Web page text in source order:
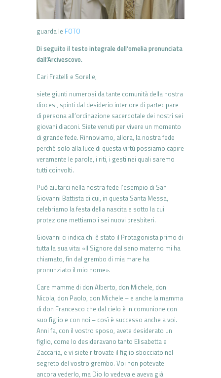
guarda le FOTO
Di seguito il testo integrale dell’omelia pronunciata
dall’Arcivescovo.
Cari Fratelli e Sorelle,
siete giunti numerosi da tante comunità della nostra
diocesi, spinti dal desiderio interiore di partecipare
di persona all’ordinazione sacerdotale dei nostri sei
giovani diaconi. Siete venuti per vivere un momento
di grande fede. Rinnoviamo, allora, la nostra fede
perché solo alla luce di questa virtù possiamo capire
veramente le parole, i riti, i gesti nei quali saremo
tutti coinvolti.
Può aiutarci nella nostra fede l’esempio di San
Giovanni Battista di cui, in questa Santa Messa,
celebriamo la festa della nascita e sotto la cui
protezione mettiamo i sei nuovi presbiteri.
Giovanni ci indica chi è stato il Protagonista primo di
tutta la sua vita: «Il Signore dal seno materno mi ha
chiamato, fin dal grembo di mia mare ha
pronunziato il mio nome».
Care mamme di don Alberto, don Michele, don
Nicola, don Paolo, don Michele – e anche la mamma
di don Francesco che dal cielo è in comunione con
suo figlio e con noi – così è successo anche a voi.
Anni fa, con il vostro sposo, avete desiderato un
figlio, come lo desideravano tanto Elisabetta e
Zaccaria, e vi siete ritrovate il figlio sbocciato nel
segreto del vostro grembo. Voi non potevate
ancora vederlo, ma Dio lo vedeva e aveva già